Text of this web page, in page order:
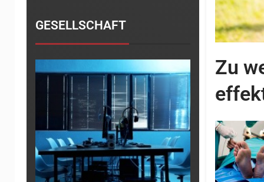
Zu
GESELLSCHAFT